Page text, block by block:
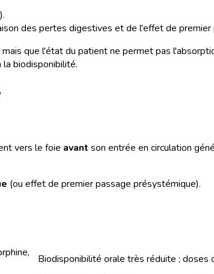
des pertes digestives et de l'effet de premier
que l'état du patient ne permet pas
biodisponibilité.
vers le foie avant son entrée en circulation
(ou effet de premier passage présystémique).
Biodisponibilité orale très réduite ;